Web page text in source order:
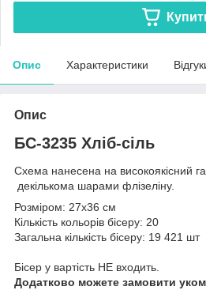
Опис Характеристики
Опис
БС-3235 Хліб-сіль
Схема нанесена на високоякісний
декількома шарами
Розміром: 27х36 см
Кількість кольорів бісеру: 20
Загальна кількість бісеру: 19 421 шт
Бісер у вартість НЕ входить.
Додатково можете замовити